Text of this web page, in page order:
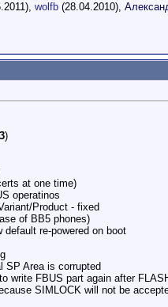
wolfb (28.04.2010),
)
at one time)
operatinos
Product - fixed
of BB5 phones)
re-powered on boot
SP Area is corrupted
write FBUS part again after
SIMLOCK will not be